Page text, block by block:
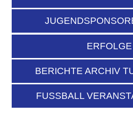
ERFOLGE
BERICHTE ARCHIV
FUSSBALL